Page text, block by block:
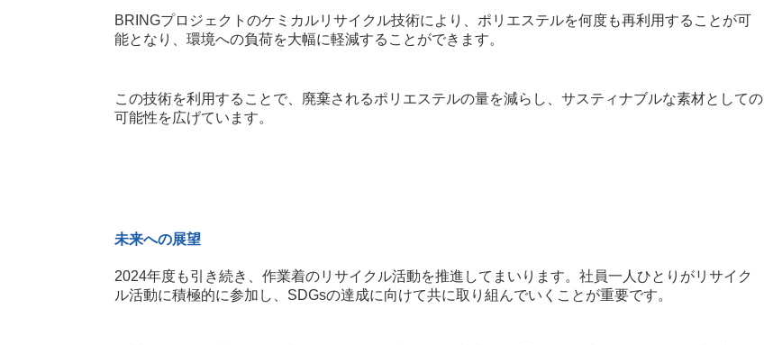
BRINGプロジェクトのケミカルリサイクル技術により、ポリエステルを何度も再利用することが可
能となり、環境への負荷を大幅に軽減することができます。
この技術を利用することで、廃棄されるポリエステルの量を減らし、サスティナブルな素材としての
可能性を広げています。
未来への展望
2024年度も引き続き、作業着のリサイクル活動を推進してまいります。社員一人ひとりがリサイク
ル活動に積極的に参加し、SDGsの達成に向けて共に取り組んでいくことが重要です。